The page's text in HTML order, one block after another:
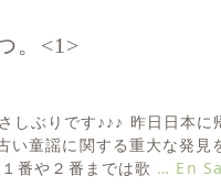
。<1>
ぶりです♪♪♪ 昨日日本に
い童謡に関する重大な発
番や２番までは歌 … En